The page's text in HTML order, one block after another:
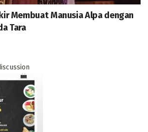
Membuat Manusia Alpa dengan
Tara